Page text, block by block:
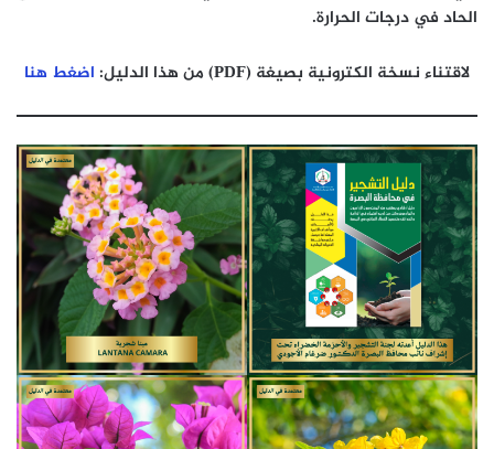
الحاد في درجات الحرارة.
لاقتناء نسخة الكترونية بصيغة (PDF) من هذا الدليل:
اضغط هنا